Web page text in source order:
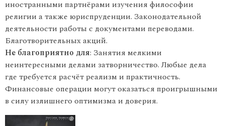
иностранными партнёрами изучения философии
религии а также юриспруденции. Законодательной
деятельности работы с документами переводами.
Благотворительных акций.
Не благоприятно для: Занятия мелкими
неинтересными делами затворничество. Любые дела
где требуется расчёт реализм и практичность.
Финансовые операции могут оказаться проигрышными
в силу излишнего оптимизма и доверия.